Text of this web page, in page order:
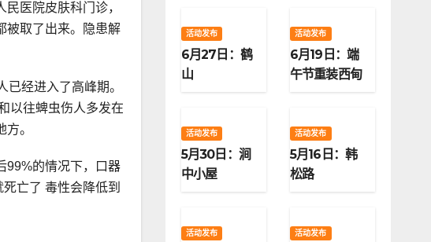
医院皮肤科门诊，
被取了出来。隐患解
经进入了高峰期。
以往蜱虫伤人多发在
。
99%的情况下，口器
亡了 毒性会降低到
活动发布
6月27日：鹤
山
活动发布
6月19日：端
午节重装西甸
活动发布
5月30日：涧
中小屋
活动发布
5月16日：韩
松路
活动发布 活动发布